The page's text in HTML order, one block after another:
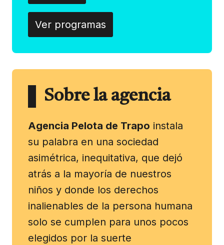
Ver programas
Sobre la agencia
Agencia Pelota de Trapo instala
su palabra en una sociedad
asimétrica, inequitativa, que dejó
atrás a la mayoría de nuestros
niños y donde los derechos
inalienables de la persona humana
solo se cumplen para unos pocos
elegidos por la suerte